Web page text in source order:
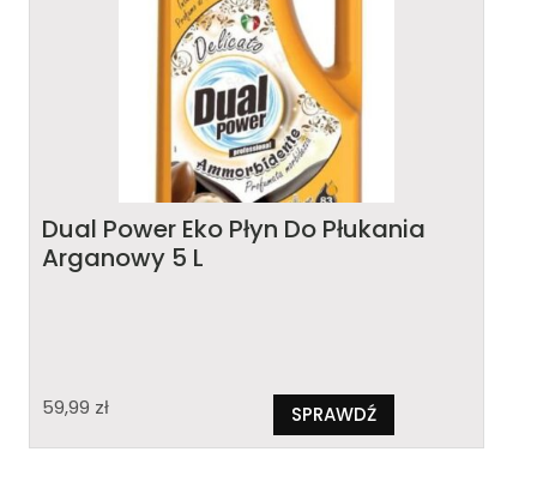
Dual Power Eko Płyn Do Płukania
Arganowy 5 L
59,99 zł SPRAWDŹ